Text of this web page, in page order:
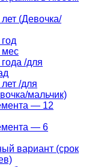
(Девочка/
мес
/для
/для
мальчик)
— 12
— 6
вариант (срок